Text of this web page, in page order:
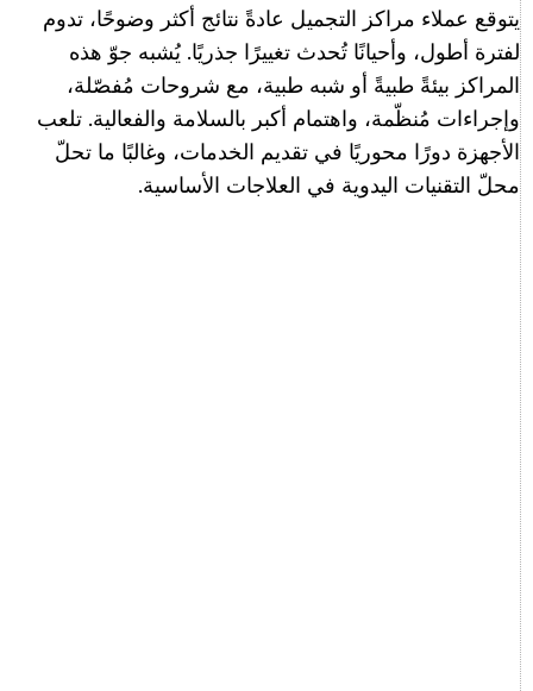
يتوقع عملاء مراكز التجميل عادةً نتائج أكثر وضوحًا، تدوم
لفترة أطول، وأحيانًا تُحدث تغييرًا جذريًا. يُشبه جوّ هذه
المراكز بيئةً طبيةً أو شبه طبية، مع شروحات مُفصّلة،
وإجراءات مُنظّمة، واهتمام أكبر بالسلامة والفعالية. تلعب
الأجهزة دورًا محوريًا في تقديم الخدمات، وغالبًا ما تحلّ
محلّ التقنيات اليدوية في العلاجات الأساسية.